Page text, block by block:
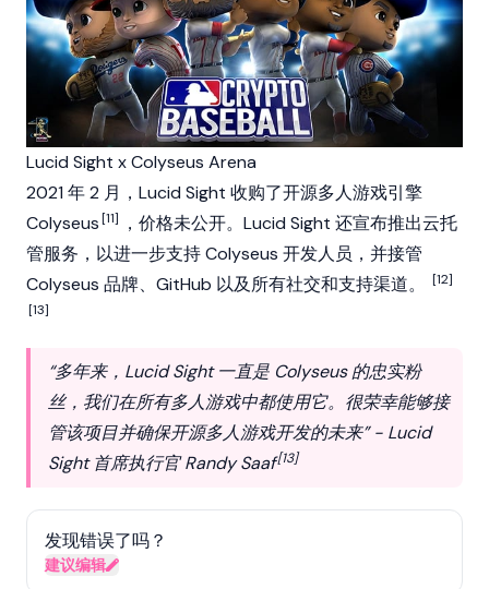
Lucid Sight x Colyseus Arena
2021 年 2 月，Lucid Sight 收购了开源多人游戏引擎
Colyseus[11]
，价格未公开。Lucid Sight 还宣布推出云托
管服务，以进一步支持 Colyseus 开发人员，并接管
Colyseus 品牌、GitHub 以及所有社交和支持渠道。
[12]
[13]
“多年来，Lucid Sight 一直是 Colyseus 的忠实粉
丝，我们在所有多人游戏中都使用它。很荣幸能够接
管该项目并确保开源多人游戏开发的未来” - Lucid
Sight 首席执行官 Randy Saaf[13]
发现错误了吗？
建议编辑